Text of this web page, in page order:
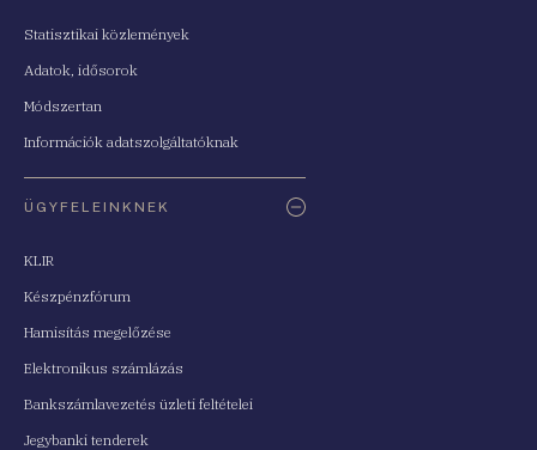
Statisztikai közlemények
Adatok, idősorok
Módszertan
Információk adatszolgáltatóknak
ÜGYFELEINKNEK
KLIR
Készpénzfórum
Hamisítás megelőzése
Elektronikus számlázás
Bankszámlavezetés üzleti feltételei
Jegybanki tenderek